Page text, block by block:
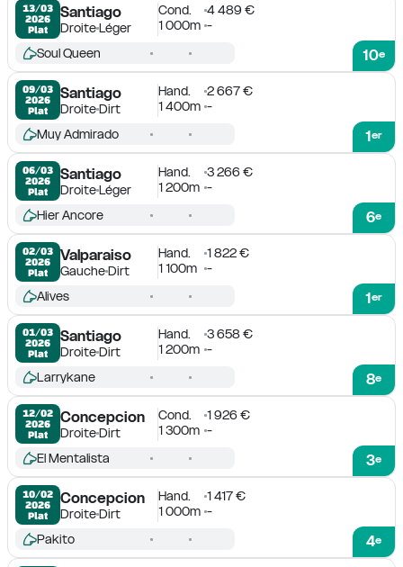
13/03
2026
Plat
Santiago
DroiteLéger
Cond.
4 489 €
1 000m -
10e
Soul Queen
09/03
2026
Plat
Santiago
DroiteDirt
Hand.
2 667 €
1 400m -
1er
Muy Admirado
06/03
2026
Plat
Santiago
DroiteLéger
Hand.
3 266 €
1 200m -
6e
Hier Ancore
02/03
2026
Plat
Valparaiso
GaucheDirt
Hand.
1 822 €
1 100m
-
1er
Alives
01/03
2026
Plat
Santiago
DroiteDirt
Hand.
3 658 €
1 200m -
8e
Larrykane
12/02
2026
Plat
Concepcion
DroiteDirt
Cond.
1 926 €
1 300m -
3e
El Mentalista
10/02
2026
Plat
Concepcion
DroiteDirt
Hand.
1 417 €
1 000m -
4e
Pakito